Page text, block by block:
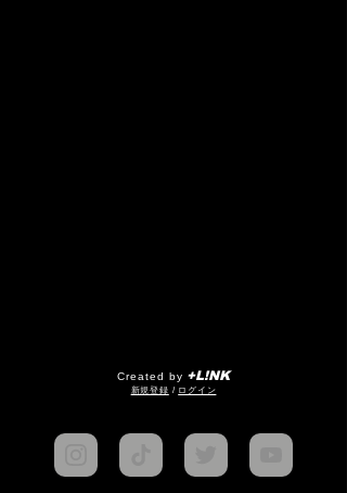
Created by +L!NK
​新規登録 / ログイン